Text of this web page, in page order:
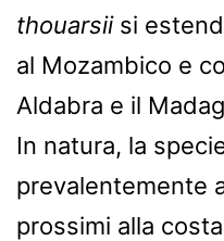
thouarsiisi
al Mozambico e
Aldabra e il
In natura, la
prevalentemente
prossimi alla